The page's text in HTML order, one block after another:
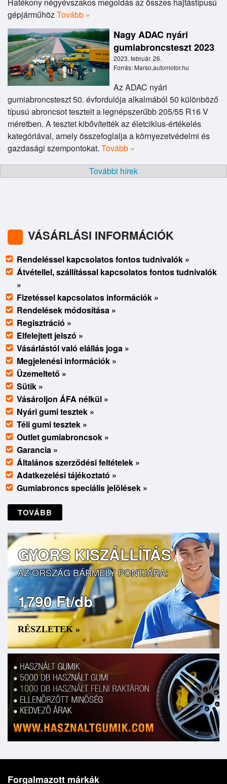
gépjárműhöz Tovább »
Nagy ADAC nyári
gumiabroncsteszt 2023
2023. február. 26.
Forrás: Marso,automotor.hu
Az ADAC nyári
gumiabroncsteszt 50. évfordulója alkalmából 50 különböző
típusú abroncsot tesztelt a legnépszerűbb 205/55 R16 V
méretben. A tesztet kibővítették az életciklus-értékelés
kategóriával, amely összefoglalja a környezetvédelmi és
gazdasági szempontokat. Tovább »
További hírek
VÁSÁRLÁSI INFORMÁCIÓK
Rendeléssel kapcsolatos fontos tudnivalók »
Átvétellel, szállítással kapcsolatos fontos tudnivalók
»
Fizetéssel kapcsolatos információk »
Rendelések módosítása »
Regisztráció »
Elfelejtett jelszó »
Vásárlástól való elállás joga »
Megjelenési információk »
Üzemeltető »
Sütik »
Vásároljon ÁFA nélkül »
Nyári gumi tesztek »
Téli gumi tesztek »
Outlet gumiabroncsok »
Garancia »
Általános szerződési feltételek »
Adatkezelési tájékoztató »
Gumiabroncs speciális jelölések »
TOVÁBB
GYORS KISZÁLLÍTÁS
AZ ORSZÁG BÁRMELY PONTJÁRA:
1790 Ft/db
RÉSZLETEK »
Forgalmazott márkák